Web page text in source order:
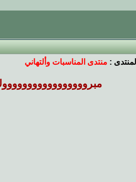
المنتدى : منتدى المناسبات وألتهاني